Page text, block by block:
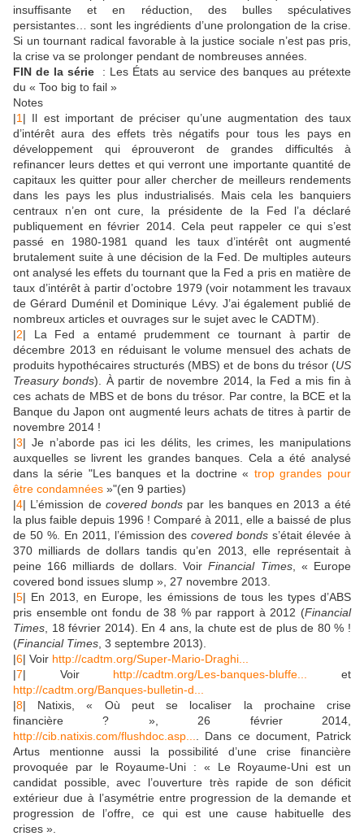
insuffisante et en réduction, des bulles spéculatives
persistantes… sont les ingrédients d’une prolongation de la crise.
Si un tournant radical favorable à la justice sociale n’est pas pris,
la crise va se prolonger pendant de nombreuses années.
FIN de la série : Les États au service des banques au prétexte
du « Too big to fail »
Notes
|1 | Il est important de préciser qu’une augmentation des taux
d’intérêt aura des effets très négatifs pour tous les pays en
développement qui éprouveront de grandes difficultés à
refinancer leurs dettes et qui verront une importante quantité de
capitaux les quitter pour aller chercher de meilleurs rendements
dans les pays les plus industrialisés. Mais cela les banquiers
centraux n’en ont cure, la présidente de la Fed l’a déclaré
publiquement en février 2014. Cela peut rappeler ce qui s’est
passé en 1980-1981 quand les taux d’intérêt ont augmenté
brutalement suite à une décision de la Fed. De multiples auteurs
ont analysé les effets du tournant que la Fed a pris en matière de
taux d’intérêt à partir d’octobre 1979 (voir notamment les travaux
de Gérard Duménil et Dominique Lévy. J’ai également publié de
nombreux articles et ouvrages sur le sujet avec le CADTM).
|2| La Fed a entamé prudemment ce tournant à partir de
décembre 2013 en réduisant le volume mensuel des achats de
produits hypothécaires structurés (MBS) et de bons du trésor (US
Treasury bonds). À partir de novembre 2014, la Fed a mis fin à
ces achats de MBS et de bons du trésor. Par contre, la BCE et la
Banque du Japon ont augmenté leurs achats de titres à partir de
novembre 2014 !
|3| Je n’aborde pas ici les délits, les crimes, les manipulations
auxquelles se livrent les grandes banques. Cela a été analysé
dans la série "Les banques et la doctrine « trop grandes pour
être condamnées »"(en 9 parties)
|4| L’émission de covered bonds par les banques en 2013 a été
la plus faible depuis 1996 ! Comparé à 2011, elle a baissé de plus
de 50 %. En 2011, l’émission descovered bonds s’était élevée à
370 milliards de dollars tandis qu’en 2013, elle représentait à
peine 166 milliards de dollars. VoirFinancial Times, « Europe
covered bond issues slump », 27 novembre 2013.
|5| En 2013, en Europe, les émissions de tous les types d’ABS
pris ensemble ont fondu de 38 % par rapport à 2012 (Financial
Times , 18 février 2014). En 4 ans, la chute est de plus de 80 % !
(Financial Times , 3 septembre 2013).
|6| Voir http://cadtm.org/Super-Mario-Draghi...
|7| Voir http://cadtm.org/Les-banques-bluffe...
et
http://cadtm.org/Banques-bulletin-d...
|8| Natixis, « Où peut se localiser la prochaine crise
financière ? », 26 février 2014,
http://cib.natixis.com/flushdoc.asp...
. Dans ce document, Patrick
Artus mentionne aussi la possibilité d’une crise financière
provoquée par le Royaume-Uni : « Le Royaume-Uni est un
candidat possible, avec l’ouverture très rapide de son déficit
extérieur due à l’asymétrie entre progression de la demande et
progression de l’offre, ce qui est une cause habituelle des
crises ».